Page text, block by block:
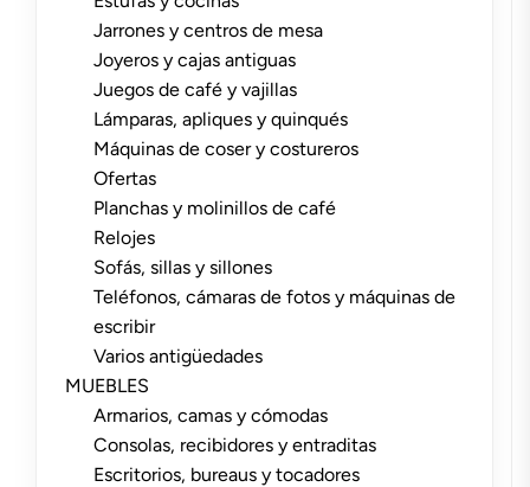
Jarrones y centros de mesa
Joyeros y cajas antiguas
Juegos de café y vajillas
Lámparas, apliques y quinqués
Máquinas de coser y costureros
Ofertas
Planchas y molinillos de café
Relojes
Sofás, sillas y sillones
Teléfonos, cámaras de fotos y máquinas de
escribir
Varios antigüedades
MUEBLES
Armarios, camas y cómodas
Consolas, recibidores y entraditas
Escritorios, bureaus y tocadores